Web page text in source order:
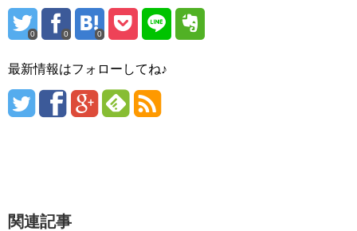
0 0 0
最新情報はフォローしてね♪
関連記事